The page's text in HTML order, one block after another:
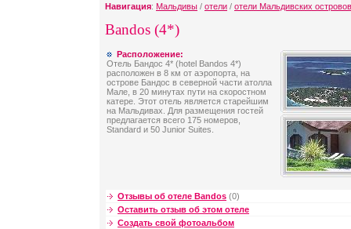
Навигация: Мальдивы / отели / отели Мальдивских островов
Bandos (4*)
Расположение:
Отель Бандос 4* (hotel Bandos 4*)
расположен в 8 км от аэропорта, на
острове Бандос в северной части атолла
Мале, в 20 минутах пути на скоростном
катере. Этот отель является старейшим
на Мальдивах. Для размещения гостей
предлагается всего 175 номеров,
Standard и 50 Junior Suites.
Отзывы об отеле Bandos (0)
Оставить отзыв об этом отеле
Создать свой фотоальбом